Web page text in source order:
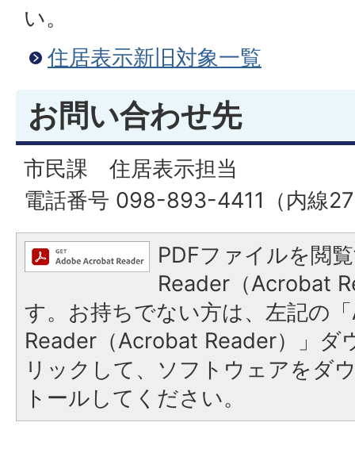
い。
住居表示新旧対象一覧
お問い合わせ先
市民課 住居表示担当
電話番号 098-893-4411（内線
PDFファイルを閲
Reader（Acrobat
す。お持ちでない方は、左記の
Reader（Acrobat Reader）」ダ
リックして、ソフトウェアをダ
トールしてください。